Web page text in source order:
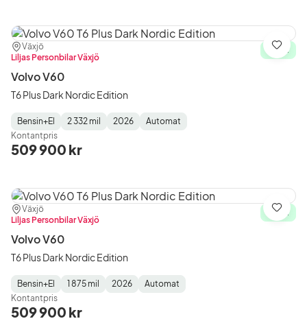
Plats:
Växjö
Återförsäljare:
Liljas Personbilar Växjö
I lager
Volvo V60
T6 Plus Dark Nordic Edition
Fuel
Type:
Bensin+El
Mätarställning:
2 332 mil
Model
Year:
2026
Gearbox
Type:
Automat
Kontantpris
509 900 kr
Spara
Plats:
Växjö
Återförsäljare:
Liljas Personbilar Växjö
I lager
Volvo V60
T6 Plus Dark Nordic Edition
Fuel
Type:
Bensin+El
Mätarställning:
1 875 mil
Model
Year:
2026
Gearbox
Type:
Automat
Kontantpris
509 900 kr
Spara